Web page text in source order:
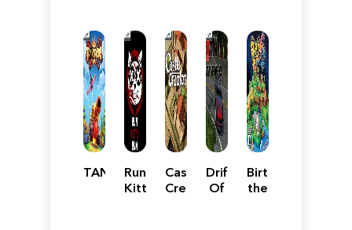
TANKNAROK
Run
Kitty
Castle
Creator
Drift
Of
Birthdays
the